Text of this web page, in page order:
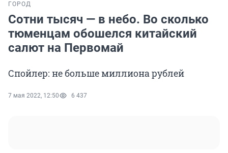
ГОРОД
Сотни тысяч — в небо. Во сколько
тюменцам обошелся китайский
салют на Первомай
Спойлер: не больше миллиона рублей
7 мая 2022, 12:50 6 437